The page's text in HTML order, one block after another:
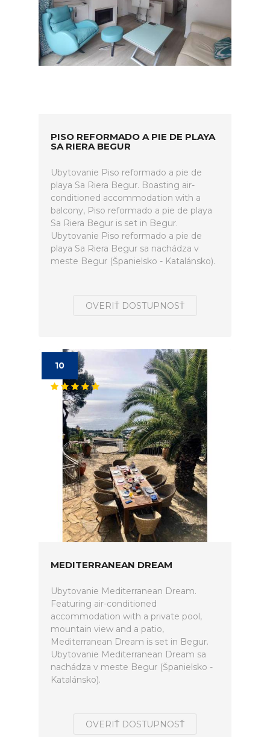
PISO REFORMADO A PIE DE PLAYA
SA RIERA BEGUR
Ubytovanie Piso reformado a pie de
playa Sa Riera Begur. Boasting air-
conditioned accommodation with a
balcony, Piso reformado a pie de playa
Sa Riera Begur is set in Begur.
Ubytovanie Piso reformado a pie de
playa Sa Riera Begur sa nachádza v
meste Begur (Španielsko - Katalánsko).
OVERIŤ DOSTUPNOSŤ
10
MEDITERRANEAN DREAM
Ubytovanie Mediterranean Dream.
Featuring air-conditioned
accommodation with a private pool,
mountain view and a patio,
Mediterranean Dream is set in Begur.
Ubytovanie Mediterranean Dream sa
nachádza v meste Begur (Španielsko -
Katalánsko).
OVERIŤ DOSTUPNOSŤ